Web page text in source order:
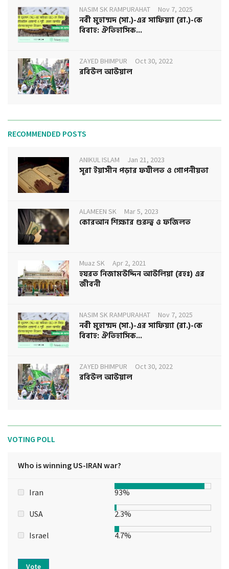
NASIM SK RAMPURAHAT Nov 7, 2025
নবী মুহাম্মদ (সা.)-এর সাফিয়্যা (রা.)-কে
বিবাহ: ঐতিহাসিক...
ZAYED BHIMPUR Oct 30, 2022
রবিউল আউয়াল
RECOMMENDED POSTS
ANIKUL ISLAM Jan 21, 2023
সূরা ইয়াসীন পড়ার ফযীলত ও গোপনীয়তা
ALAMEEN SK Mar 5, 2023
কোরআন শিক্ষার গুরুত্ব ও ফজিলত
Muaz SK Apr 2, 2021
হযরত নিজামউদ্দিন আউলিয়া (রহঃ) এর
জীবনী
NASIM SK RAMPURAHAT Nov 7, 2025
নবী মুহাম্মদ (সা.)-এর সাফিয়্যা (রা.)-কে
বিবাহ: ঐতিহাসিক...
ZAYED BHIMPUR Oct 30, 2022
রবিউল আউয়াল
VOTING POLL
Who is winning US-IRAN war?
Iran 93%
USA 2.3%
Israel 4.7%
Vote